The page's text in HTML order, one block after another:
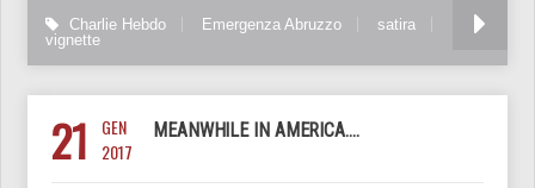
Charlie Hebdo Emergenza Abruzzo
satira
vignette
21
GEN
2017
MEANWHILE IN AMERICA….